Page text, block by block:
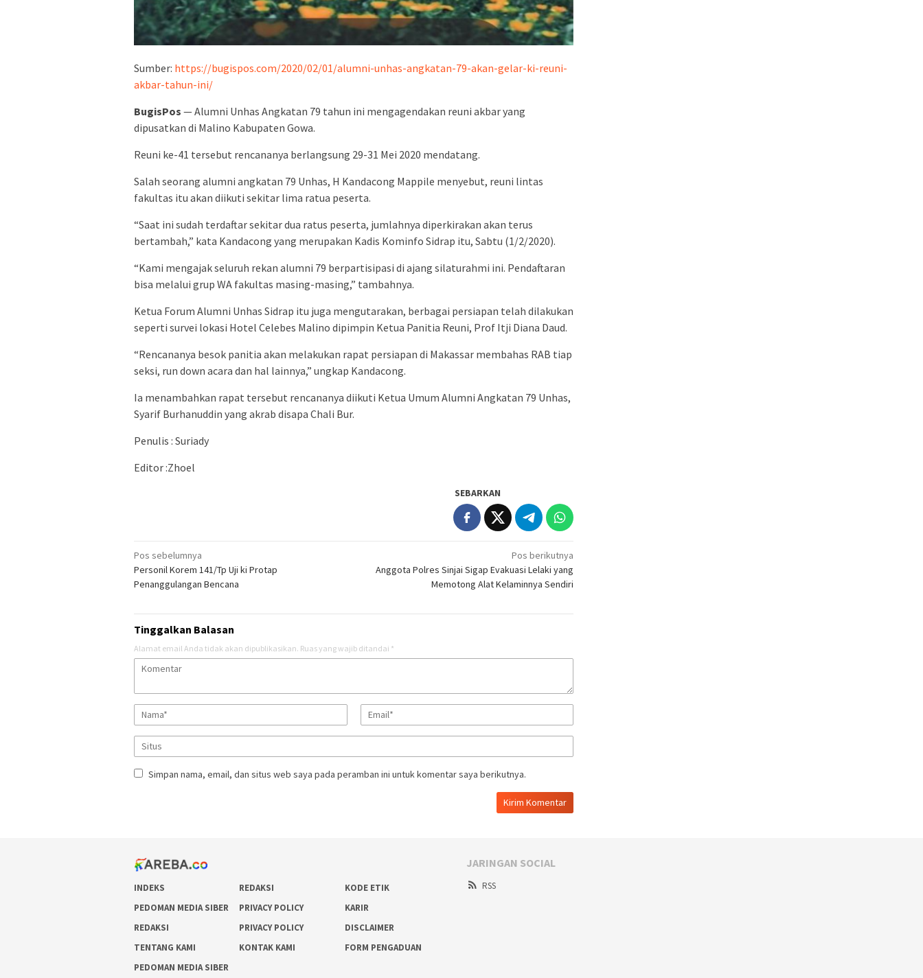
Sumber: https://bugispos.com/2020/02/01/alumni-unhas-angkatan-79-akan-gelar-ki-reuni-
akbar-tahun-ini/
BugisPos — Alumni Unhas Angkatan 79 tahun ini mengagendakan reuni akbar yang
dipusatkan di Malino Kabupaten Gowa.
Reuni ke-41 tersebut rencananya berlangsung 29-31 Mei 2020 mendatang.
Salah seorang alumni angkatan 79 Unhas, H Kandacong Mappile menyebut, reuni lintas
fakultas itu akan diikuti sekitar lima ratua peserta.
“Saat ini sudah terdaftar sekitar dua ratus peserta, jumlahnya diperkirakan akan terus
bertambah,” kata Kandacong yang merupakan Kadis Kominfo Sidrap itu, Sabtu (1/2/2020).
“Kami mengajak seluruh rekan alumni 79 berpartisipasi di ajang silaturahmi ini. Pendaftaran
bisa melalui grup WA fakultas masing-masing,” tambahnya.
Ketua Forum Alumni Unhas Sidrap itu juga mengutarakan, berbagai persiapan telah dilakukan
seperti survei lokasi Hotel Celebes Malino dipimpin Ketua Panitia Reuni, Prof Itji Diana Daud.
“Rencananya besok panitia akan melakukan rapat persiapan di Makassar membahas RAB tiap
seksi, run down acara dan hal lainnya,” ungkap Kandacong.
Ia menambahkan rapat tersebut rencananya diikuti Ketua Umum Alumni Angkatan 79 Unhas,
Syarif Burhanuddin yang akrab disapa Chali Bur.
Penulis : Suriady
Editor :Zhoel
SEBARKAN
Navigasi
pos
Pos sebelumnya
Personil Korem 141/Tp Uji ki Protap
Penanggulangan Bencana
Pos berikutnya
Anggota Polres Sinjai Sigap Evakuasi Lelaki yang
Memotong Alat Kelaminnya Sendiri
Tinggalkan Balasan
Alamat email Anda tidak akan dipublikasikan. Ruas yang wajib ditandai *
Simpan nama, email, dan situs web saya pada peramban ini untuk komentar saya berikutnya.
INDEKS REDAKSI
KODE ETIK
PEDOMAN MEDIA SIBER
PRIVACY POLICY
KARIR
REDAKSI
PRIVACY POLICY
DISCLAIMER
TENTANG KAMI
KONTAK KAMI
FORM PENGADUAN
PEDOMAN MEDIA SIBER
JARINGAN SOCIAL
RSS